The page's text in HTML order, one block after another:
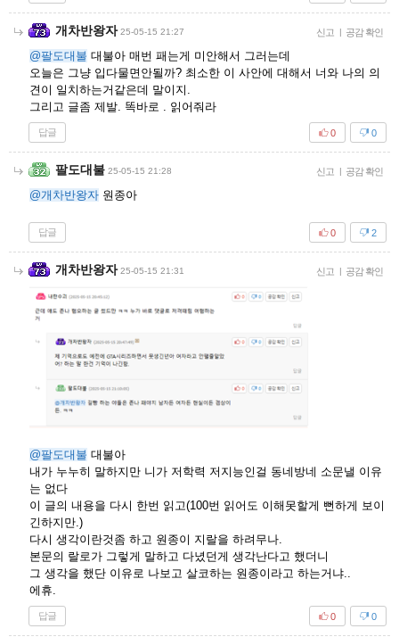
개차반왕자 25-05-15 21:27 신고 공감 확인
@팔도대불 대불아 매번 패는게 미안해서 그러는데
오늘은 그냥 입다물면안될까? 최소한 이 사안에 대해서 너와 나의 의
견이 일치하는거같은데 말이지.
그리고 글좀 제발. 똑바로 . 읽어줘라
답글 0
0
팔도대불 25-05-15 21:28 신고 공감 확인
@개차반왕자 원종아
답글 2
0
개차반왕자 25-05-15 21:31 신고 공감 확인
@팔도대불 대불아
내가 누누히 말하지만 니가 저학력 저지능인걸 동네방네 소문낼 이유
는 없다
이 글의 내용을 다시 한번 읽고(100번 읽어도 이해못할게 뻔하게 보이
긴하지만.)
다시 생각이란것좀 하고 원종이 지랄을 하려무나.
본문의 랄로가 그렇게 말하고 다녔던게 생각난다고 했더니
그 생각을 했단 이유로 나보고 살코하는 원종이라고 하는거냐..
에휴.
답글 0
0